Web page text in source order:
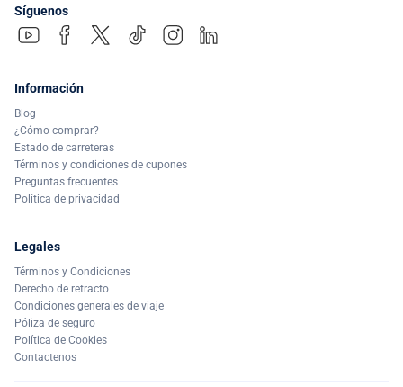
Síguenos
Información
Blog
¿Cómo comprar?
Estado de carreteras
Términos y condiciones de cupones
Preguntas frecuentes
Política de privacidad
Legales
Términos y Condiciones
Derecho de retracto
Condiciones generales de viaje
Póliza de seguro
Política de Cookies
Contactenos